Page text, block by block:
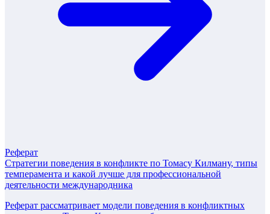
Реферат
Стратегии поведения в конфликте по Томасу Килману, типы
темперамента и какой лучше для профессиональной
деятельности международника
Реферат рассматривает модели поведения в конфликтных